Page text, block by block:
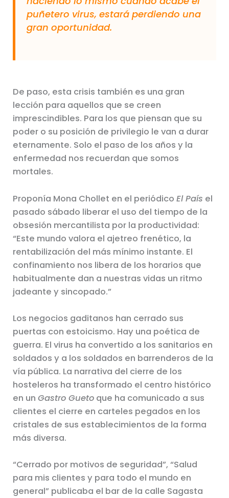
puñetero virus, estará perdiendo una
gran oportunidad.
De paso, esta crisis también es una gran
lección para aquellos que se creen
imprescindibles. Para los que piensan que su
poder o su posición de privilegio le van a durar
eternamente. Solo el paso de los años y la
enfermedad nos recuerdan que somos
mortales.
Proponía Mona Chollet en el periódicoEl País el
pasado sábado liberar el uso del tiempo de la
obsesión mercantilista por la productividad:
“Este mundo valora el ajetreo frenético, la
rentabilización del más mínimo instante. El
confinamiento nos libera de los horarios que
habitualmente dan a nuestras vidas un ritmo
jadeante y sincopado.”
Los negocios gaditanos han cerrado sus
puertas con estoicismo. Hay una poética de
guerra. El virus ha convertido a los sanitarios en
soldados y a los soldados en barrenderos de la
vía pública. La narrativa del cierre de los
hosteleros ha transformado el centro histórico
en unGastro Gueto que ha comunicado a sus
clientes el cierre en carteles pegados en los
cristales de sus establecimientos de la forma
más diversa.
“Cerrado por motivos de seguridad”, “Salud
para mis clientes y para todo el mundo en
general” publicaba el bar de la calle Sagasta